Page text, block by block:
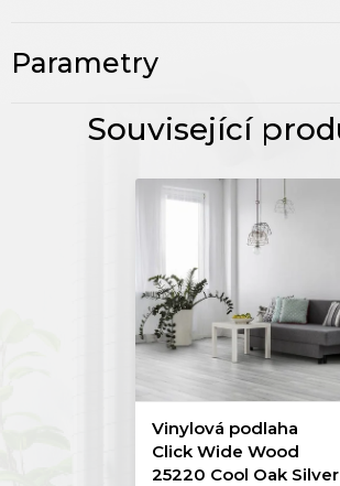
Parametry
Vinylová podlaha
Click Wide Wood
25220 Cool Oak Silver